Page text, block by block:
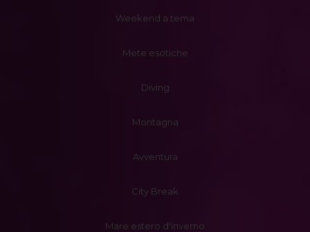
Weekend a tema
Mete esotiche
Diving
Montagna
Avventura
City Break
Mare estero d'inverno